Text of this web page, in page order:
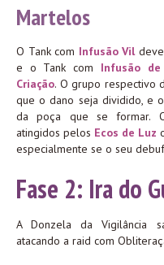
Martelos
O Tank com Infusão Vil
e o Tank com Infusão de
Criação. O grupo respectivo
que o dano seja dividido, e
da poça que se formar.
atingidos pelos Ecos de Luz
especialmente se o seu
Fase 2: Ira do
A Donzela da Vigilância
atacando a raid com